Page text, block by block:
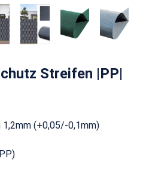
Streifen |PP|
(+0,05/-0,1mm)